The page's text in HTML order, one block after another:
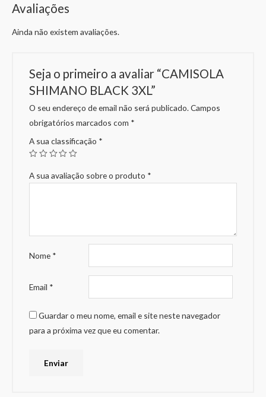
Avaliações
Ainda não existem avaliações.
Seja o primeiro a avaliar “CAMISOLA
SHIMANO BLACK 3XL”
O seu endereço de email não será publicado. Campos
obrigatórios marcados com *
A sua classificação *
A sua avaliação sobre o produto *
Nome *
Email *
Guardar o meu nome, email e site neste navegador
para a próxima vez que eu comentar.